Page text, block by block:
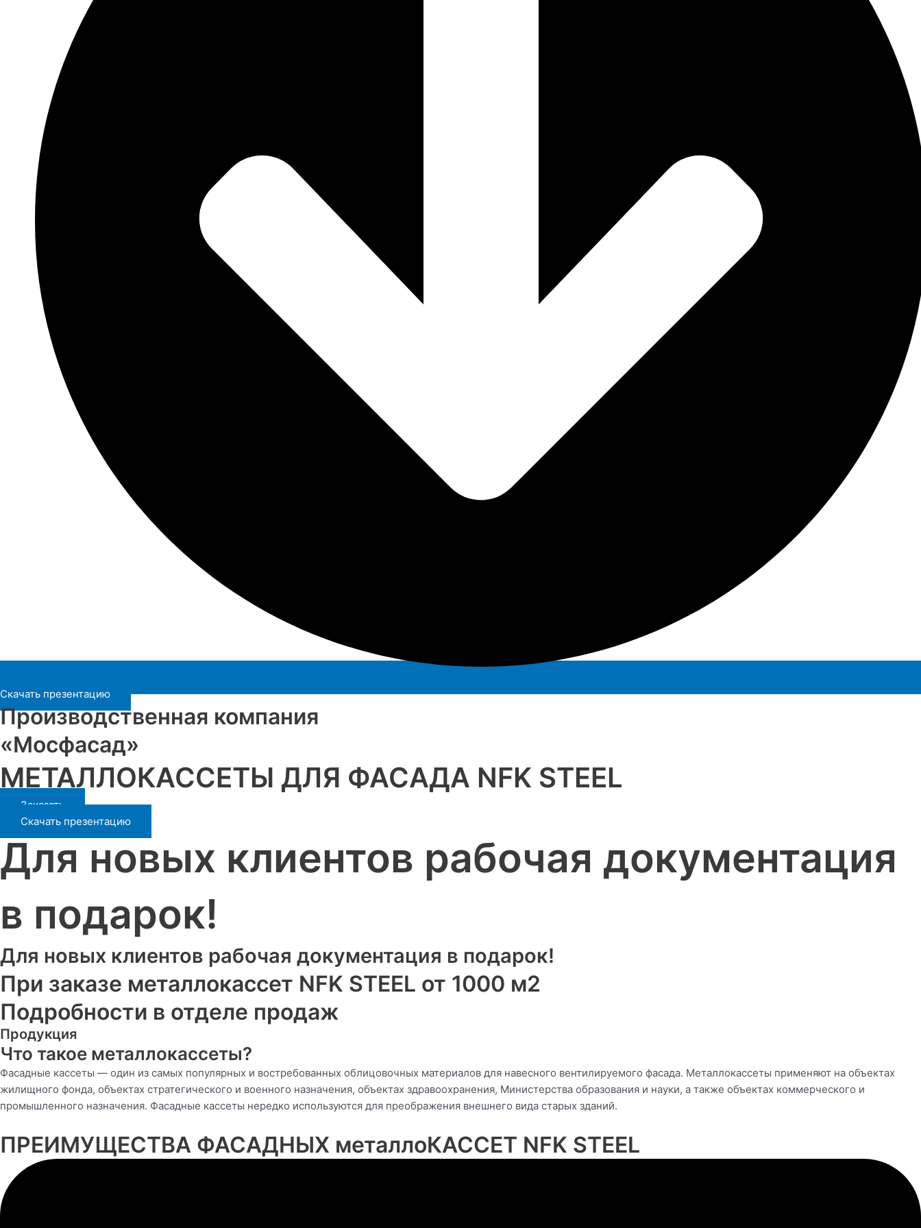
Скачать презентацию
Производственная компания
«Мосфасад»
МЕТАЛЛОКАССЕТЫ ДЛЯ ФАСАДА NFK STEEL
Заказать
Скачать презентацию
Для новых клиентов рабочая документация
в подарок!
Для новых клиентов рабочая документация в подарок!
При заказе металлокассет NFK STEEL от 1000 м2
Подробности в отделе продаж
Продукция
Что такое металлокассеты?
Фасадные кассеты — один из самых популярных и востребованных облицовочных материалов для навесного вентилируемого фасада. Металлокассеты применяют на объектах
жилищного фонда, объектах стратегического и военного назначения, объектах здравоохранения, Министерства образования и науки, а также объектах коммерческого и
промышленного назначения. Фасадные кассеты нередко используются для преображения внешнего вида старых зданий.
ПРЕИМУЩЕСТВА ФАСАДНЫХ металлоКАССЕТ NFK STEEL